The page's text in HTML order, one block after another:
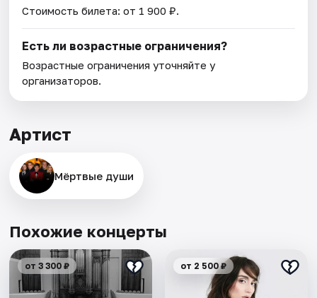
Стоимость билета: от 1 900 ₽.
Есть ли возрастные ограничения?
Возрастные ограничения уточняйте у
организаторов.
Артист
Мёртвые души
Похожие концерты
от 3 300 ₽ от 2 500 ₽